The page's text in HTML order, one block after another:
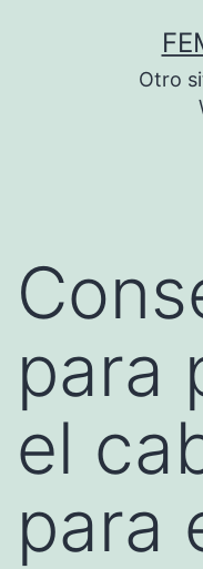
Otro
para
el
para